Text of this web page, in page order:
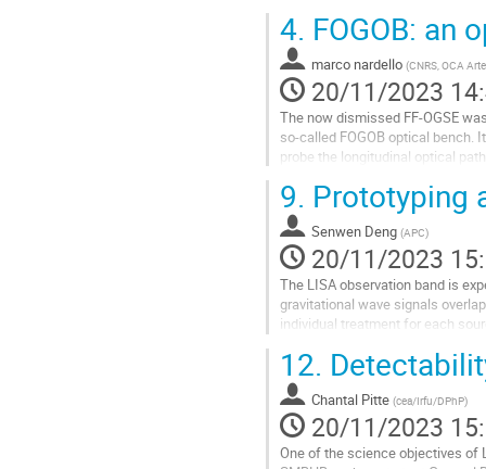
Aller
à
la
page
de
la
contribution
4. FOGOB: an
marco nardello (CNRS, OCA
20/11/2023
The now dismissed FF-OGSE
so-called FOGOB optical bench.
probe the longitudinal optical
Aller
à
la
page
de
la
contribution
9. Prototyping
Senwen Deng (APC)
20/11/2023
The LISA observation band is
gravitational wave signals
individual treatment for each
black hole binaries (MBHB) and
binaries (GBs) present in the
Aller
à
la
12.
Chantal Pitte (cea/Irfu/DPhP)
20/11/2023
One of the science objectives of